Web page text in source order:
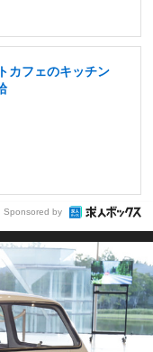
カフェのキッチン
Sponsored by